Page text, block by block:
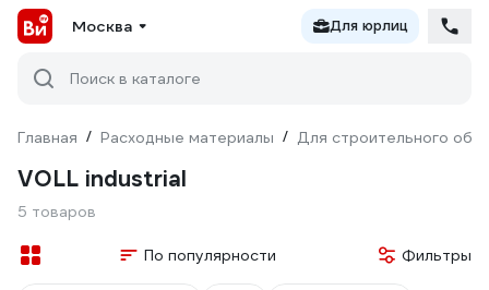
Москва Для юрлиц
Поиск в каталоге
Главная / Расходные материалы / Для строительного
VOLL industrial
5 товаров
По популярности Фильтры